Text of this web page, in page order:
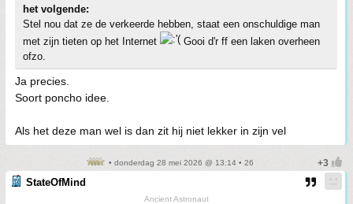
het volgende:
Stel nou dat ze de verkeerde hebben, staat een onschuldige man
met zijn tieten op het Internet
Gooi d'r ff een laken overheen
ofzo.
Ja precies.
Soort poncho idee.
Als het deze man wel is dan zit hij niet lekker in zijn vel
• donderdag 28 mei 2026 @ 13:14 • 26
StateOfMind
Ancient Astronaut